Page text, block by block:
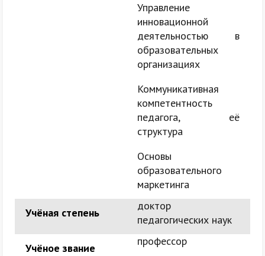
Управление
инновационной
деятельностью в
образовательных
организациях
Коммуникативная
компетентность
педагога, её
структура
Основы
образовательного
маркетинга
Учёная степень
доктор
педагогических наук
Учёное звание
профессор